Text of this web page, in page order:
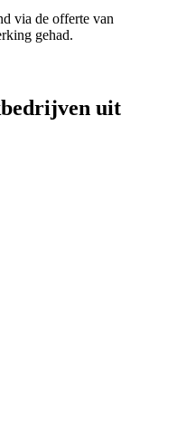
via de offerte van
gehad.
uit